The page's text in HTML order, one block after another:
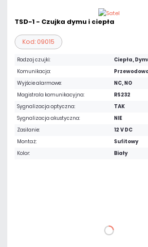
TSD-1 - Czujka dymu i ciepła
Kod: 09015
Rodzaj czujki:
Ciepła,
Komunikacja:
Wyjście alarmowe:
NC, NO
Magistrala komunikacyjna:
RS232
Sygnalizacja optyczna:
TAK
Sygnalizacja akustyczna:
NIE
Zasilanie:
12 V DC
Montaż:
Sufitowy
Kolor:
Biały
DO KOSZYKA